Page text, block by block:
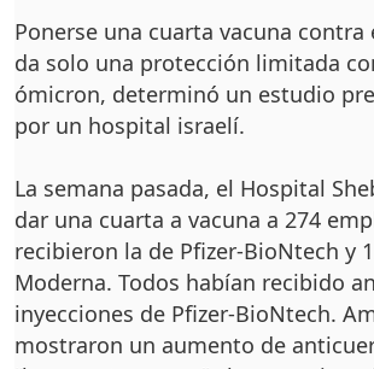
Ponerse una cuarta vacu­na contra
da solo una protección li­mitada
ómicron, determinó un estudio
por un hospital israelí.
La semana pasada, el Hos­pital
dar una cuarta a vacuna a 274
recibie­ron la de Pfizer-BioNtech y
Moderna. To­dos habían recibido
inyecciones de Pfizer-BioNtech.
mostraron un aumento de